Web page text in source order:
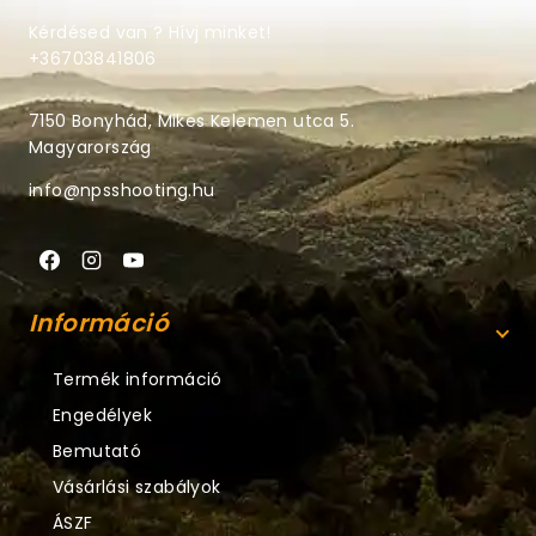
Kérdésed van ? Hívj minket!
+36703841806
7150 Bonyhád, Mikes Kelemen utca 5.
Magyarország
info@npsshooting.hu
Információ
Termék információ
Engedélyek
Bemutató
Vásárlási szabályok
ÁSZF